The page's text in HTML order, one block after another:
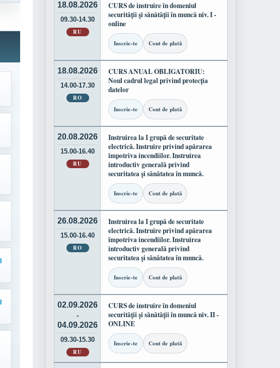
18.08.2026
09.30-14.30
RU
CURS de instruire în domeniul
securității și sănătății în muncă niv. I -
online
Inscrie-te Cont de plată
18.08.2026
14.00-17.30
RO
CURS ANUAL OBLIGATORIU:
Noul cadrul legal privind protecția
datelor
Inscrie-te Cont de plată
20.08.2026
15.00-16.40
RU
Instruirea la I grupă de securitate
electrică. Instruire privind apărarea
împotriva incendiilor. Instruirea
introductiv generală privind
securitatea și sănătatea în muncă.
Inscrie-te Cont de plată
26.08.2026
15.00-16.40
RO
Instruirea la I grupă de securitate
electrică. Instruire privind apărarea
împotriva incendiilor. Instruirea
introductiv generală privind
securitatea și sănătatea în muncă.
Inscrie-te Cont de plată
02.09.2026
-
04.09.2026
09.30-15.30
RU
CURS de instruire în domeniul
securității și sănătății în muncă niv. II -
ONLINE
Inscrie-te Cont de plată